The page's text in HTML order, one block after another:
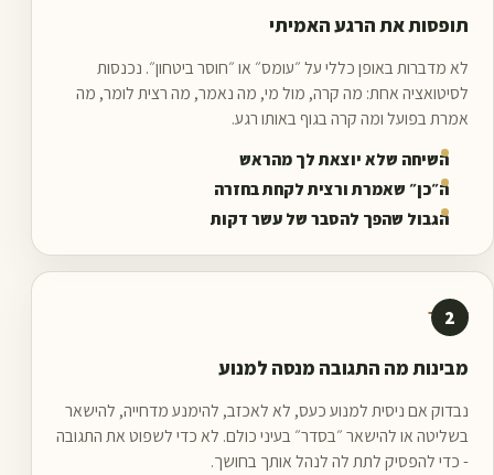
תופסות את הרגע האמיתי
לא מדברות באופן כללי על ״עומס״ או ״חוסר ביטחון״. נכנסות
לסיטואציה אחת: מה קרה, מול מי, מה נאמר, מה רצית לומר, מה
אמרת בפועל ומה קרה בגוף באותו רגע.
השיחה שלא יוצאת לך מהראש
ה״כן״ שאמרת ורצית לקחת בחזרה
הגבול שהפך להסבר של עשר דקות
2
שחרור
מבינות מה התגובה מנסה למנוע
נבדוק אם ניסית למנוע כעס, לא לאכזב, להימנע מדחייה, להישאר
בשליטה או להישאר ״בסדר״ בעיני כולם. לא כדי לשפוט את התגובה
- כדי להפסיק לתת לה לנהל אותך בחושך.